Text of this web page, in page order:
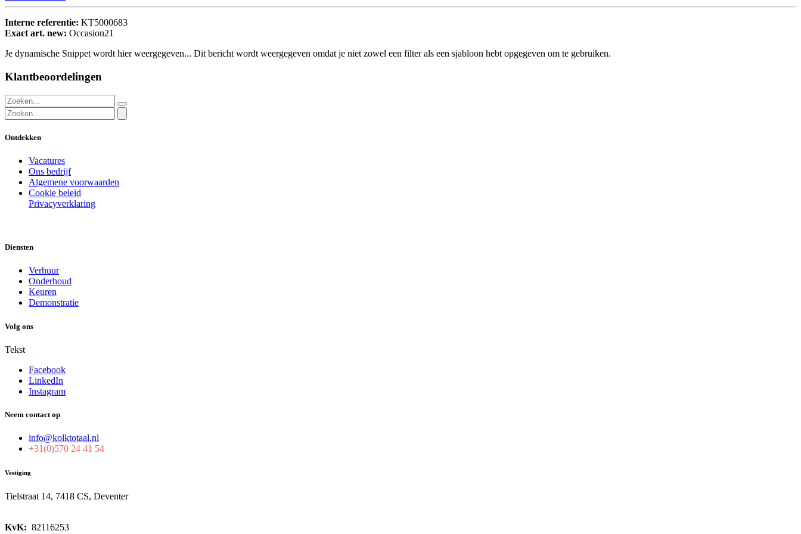
Interne referentie: KT5000683
Exact art. new: Occasion21
Je dynamische Snippet wordt hier weergegeven... Dit bericht wordt weergegeven omdat je niet zowel een filter als een sjabloon hebt opgegeven om te gebruiken.
Klantbeoordelingen
Ontdekken
Vacatures
Ons bedrijf
Algemene voorwaarden
Cookie beleid
Privacyverklaring
Diensten
Verhuur
Onderhoud
Keuren
Demonstratie
Volg ons
Tekst
Facebook
LinkedIn
Instagram
Neem contact op
info@kolktotaal.nl
+31(0)570 24 41 54
Vestiging
Tielstraat 14, 7418 CS, Deventer
KvK: 82116253